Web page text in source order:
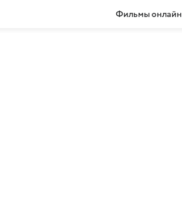
Фильмы онлайн